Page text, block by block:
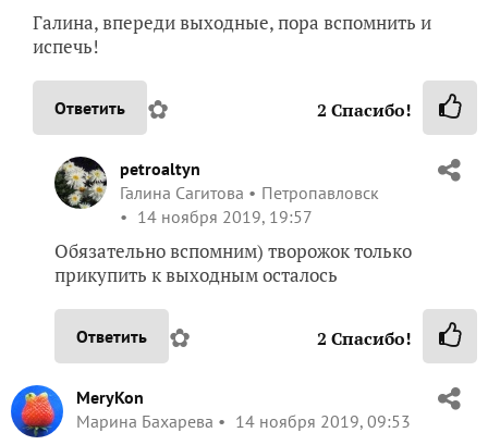
Галина, впереди выходные, пора вспомнить и
испечь!
Ответить ✿ 2 Спасибо!
petroaltyn
Галина Сагитова
Петропавловск
14 ноября 2019, 19:57
Обязательно вспомним) творожок только
прикупить к выходным осталось
Ответить ✿ 2 Спасибо!
MeryKon
Марина Бахарева
14 ноября 2019, 09:53